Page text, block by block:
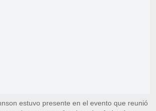
estuvo presente en el evento que reunió